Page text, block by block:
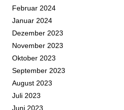
Februar 2024
Januar 2024
Dezember 2023
November 2023
Oktober 2023
September 2023
August 2023
Juli 2023
Juni 2023